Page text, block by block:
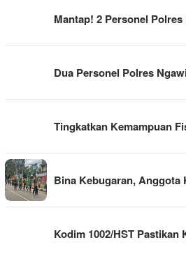
Mantap! 2 Personel
Dua Personel Polres
Tingkatkan Kemampuan
Bina Kebugaran, Anggota
Kodim 1002/HST